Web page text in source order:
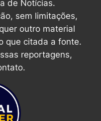
de Notícias.
sem limitações,
outro material
que citada a fonte.
reportagens,